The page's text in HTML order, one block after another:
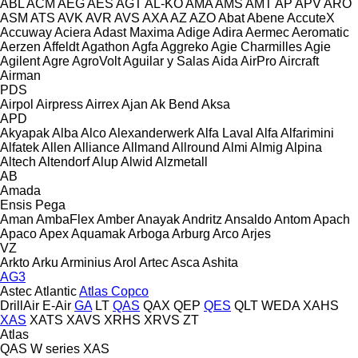
ABLACM AEGAES AGT AL-KOAMAAMS AMT AP APV ARO
ASM ATS AVK AVR AVS AXAAZ AZOAbatAbeneAccuteX
AccuwayAciera Adast Maxima AdigeAdira AermecAeromatic
Aerzen AffeldtAgathon Agfa AggrekoAgie CharmillesAgie
AgilentAgreAgroVoltAguilar y SalasAida AirProAircraft
Airman
PDS
Airpol AirpressAirrexAjan Ak Bend Aksa
APD
AkyapakAlba AlcoAlexanderwerkAlfa Laval Alfa Alfarimini
AlfatekAllen AllianceAllmand Allround Almi Almig Alpina
Altech AltendorfAlupAlwid Alzmetall
AB
Amada
Ensis Pega
Aman AmbaFlexAmberAnayakAndritz AnsaldoAntomApach
ApacoApexAquamakArboga Arburg ArcoArjes
VZ
ArktoArku ArminiusArol ArtecAsca Ashita
AG3
AstecAtlanticAtlas Copco
DrillAir E-Air GA LT QAS QAX QEP QES QLT WEDA XAHS
XAS XATS XAVS XRHS XRVS ZT
Atlas
QAS W series XAS